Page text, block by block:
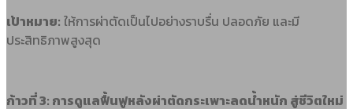
เป้าหมาย: ให้การผ่าตัดเป็นไปอย่างราบรื่น ปลอดภัย และมี
ประสิทธิภาพสูงสุด
ก้าวที่ 3: การดูแลฟื้นฟูหลังผ่าตัดกระเพาะลดน้ำหนัก สู่ชีวิตใหม่